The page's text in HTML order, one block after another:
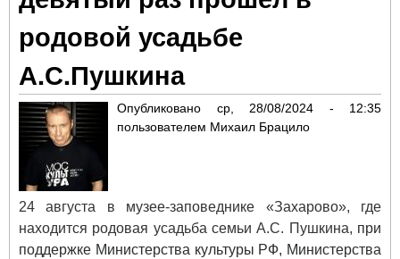
родовой усадьбе
А.С.Пушкина
Опубликовано ср, 28/08/2024 - 12:35
пользователем Михаил Брацило
24 августа в музее-заповеднике «Захарово», где
находится родовая усадьба семьи А.С. Пушкина, при
поддержке Министерства культуры РФ, Министерства